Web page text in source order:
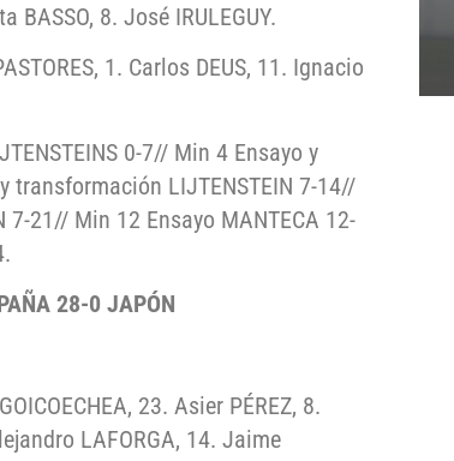
BASSO, 8. José IRULEGUY.
1. Carlos DEUS, 11. Ignacio
0-7// Min 4 Ensayo y
transformación LIJTENSTEIN 7-14//
7-21// Min 12 Ensayo MANTECA 12-
28-0 JAPÓN
23. Asier PÉREZ, 8.
LAFORGA, 14. Jaime